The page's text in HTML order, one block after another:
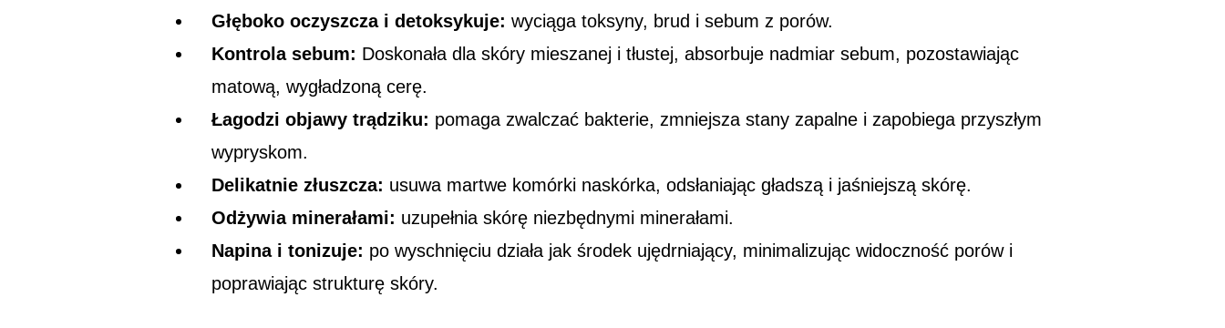
Głęboko oczyszcza i detoksykuje: wyciąga toksyny, brud i sebum z porów.
Kontrola sebum: Doskonała dla skóry mieszanej i tłustej, absorbuje nadmiar sebum, pozostawiając
matową, wygładzoną cerę.
Łagodzi objawy trądziku: pomaga zwalczać bakterie, zmniejsza stany zapalne i zapobiega przyszłym
wypryskom.
Delikatnie złuszcza: usuwa martwe komórki naskórka, odsłaniając gładszą i jaśniejszą skórę.
Odżywia minerałami: uzupełnia skórę niezbędnymi minerałami.
Napina i tonizuje: po wyschnięciu działa jak środek ujędrniający, minimalizując widoczność porów i
poprawiając strukturę skóry.